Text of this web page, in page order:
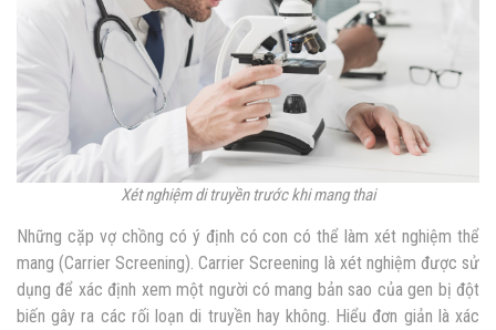
Xét nghiệm di truyền trước khi mang thai
Những cặp vợ chồng có ý định có con có thể làm xét nghiệm thể
mang (Carrier Screening). Carrier Screening là xét nghiệm được sử
dụng để xác định xem một người có mang bản sao của gen bị đột
biến gây ra các rối loạn di truyền hay không. Hiểu đơn giản là xác